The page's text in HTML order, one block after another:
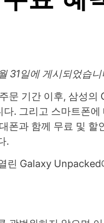
31일에 게시되었습니
문 기간 이후, 삼성의
. 그리고 스마트폰에
폰과 함께 무료 및 할
.
린 Galaxy Unpacked